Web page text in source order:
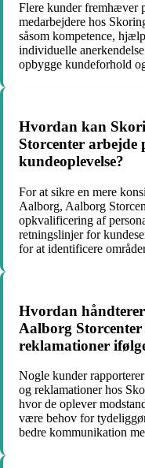
Flere kunder fremhæver
medarbejdere hos
såsom kompetence,
individuelle
opbygge kundeforhold
Hvordan kan
Storcenter arbejde
kundeoplevelse?
For at sikre en mere
Aalborg, Aalborg
opkvalificering af
retningslinjer for
for at identificere
Hvordan
Aalborg Storcenter
reklamationer
Nogle kunder
og reklamationer hos
hvor de oplever
være behov for
bedre kommunikation